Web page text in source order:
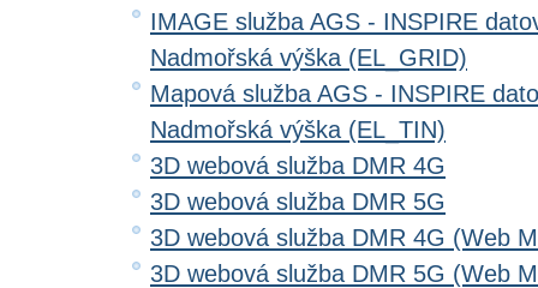
IMAGE služba AGS - INSPIRE
Nadmořská výška (EL_GRID)
Mapová služba AGS - INSPIRE
Nadmořská výška (EL_TIN)
3D webová služba DMR 4G
3D webová služba DMR 5G
3D webová služba DMR 4G (Web
3D webová služba DMR 5G (Web